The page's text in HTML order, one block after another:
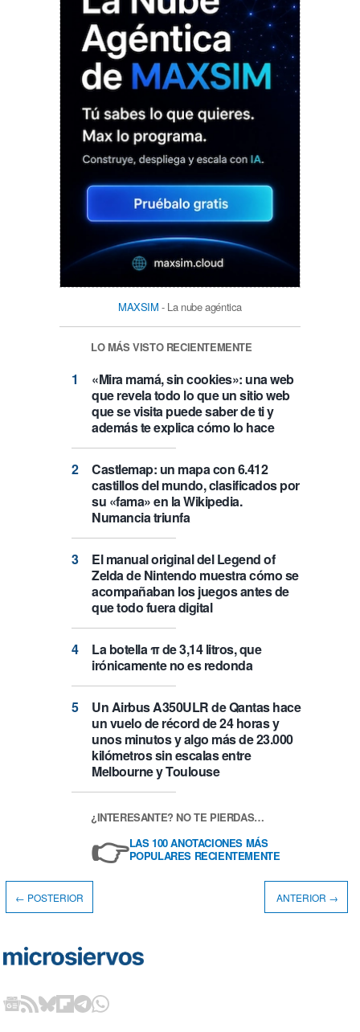
MAXSIM - La nube agéntica
LO MÁS VISTO RECIENTEMENTE
«Mira mamá, sin cookies»: una web
que revela todo lo que un sitio web
que se visita puede saber de ti y
además te explica cómo lo hace
Castlemap: un mapa con 6.412
castillos del mundo, clasificados por
su «fama» en la Wikipedia.
Numancia triunfa
El manual original del Legend of
Zelda de Nintendo muestra cómo se
acompañaban los juegos antes de
que todo fuera digital
La botella π de 3,14 litros, que
irónicamente no es redonda
Un Airbus A350ULR de Qantas hace
un vuelo de récord de 24 horas y
unos minutos y algo más de 23.000
kilómetros sin escalas entre
Melbourne y Toulouse
¿INTERESANTE? NO TE PIERDAS…
👉LAS 100 ANOTACIONES MÁS
POPULARES RECIENTEMENTE
← POSTERIOR ANTERIOR →